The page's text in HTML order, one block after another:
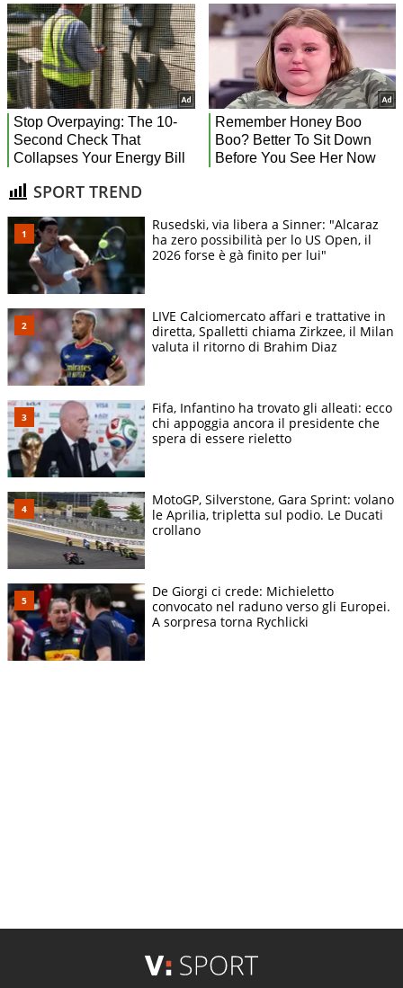
SPORT TREND
Rusedski, via libera a Sinner: "Alcaraz
ha zero possibilità per lo US Open, il
2026 forse è gà finito per lui"
LIVE Calciomercato affari e trattative in
diretta, Spalletti chiama Zirkzee, il Milan
valuta il ritorno di Brahim Diaz
Fifa, Infantino ha trovato gli alleati: ecco
chi appoggia ancora il presidente che
spera di essere rieletto
MotoGP, Silverstone, Gara Sprint: volano
le Aprilia, tripletta sul podio. Le Ducati
crollano
De Giorgi ci crede: Michieletto
convocato nel raduno verso gli Europei.
A sorpresa torna Rychlicki